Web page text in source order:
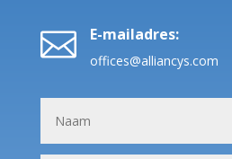
 E-mailadres:
offices@alliancys.com